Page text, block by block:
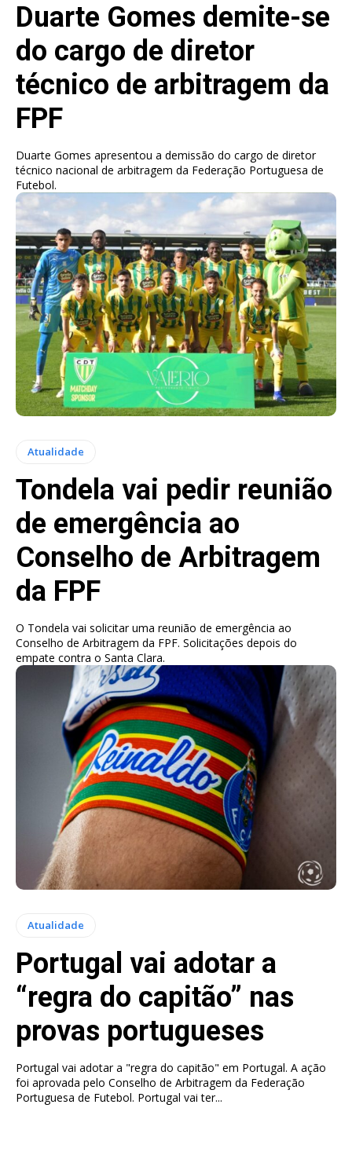
Duarte Gomes demite-se
do cargo de diretor
técnico de arbitragem da
FPF
Duarte Gomes apresentou a demissão do cargo de diretor
técnico nacional de arbitragem da Federação Portuguesa de
Futebol.
Atualidade
Tondela vai pedir reunião
de emergência ao
Conselho de Arbitragem
da FPF
O Tondela vai solicitar uma reunião de emergência ao
Conselho de Arbitragem da FPF. Solicitações depois do
empate contra o Santa Clara.
Atualidade
Portugal vai adotar a
“regra do capitão” nas
provas portugueses
Portugal vai adotar a "regra do capitão" em Portugal. A ação
foi aprovada pelo Conselho de Arbitragem da Federação
Portuguesa de Futebol. Portugal vai ter...